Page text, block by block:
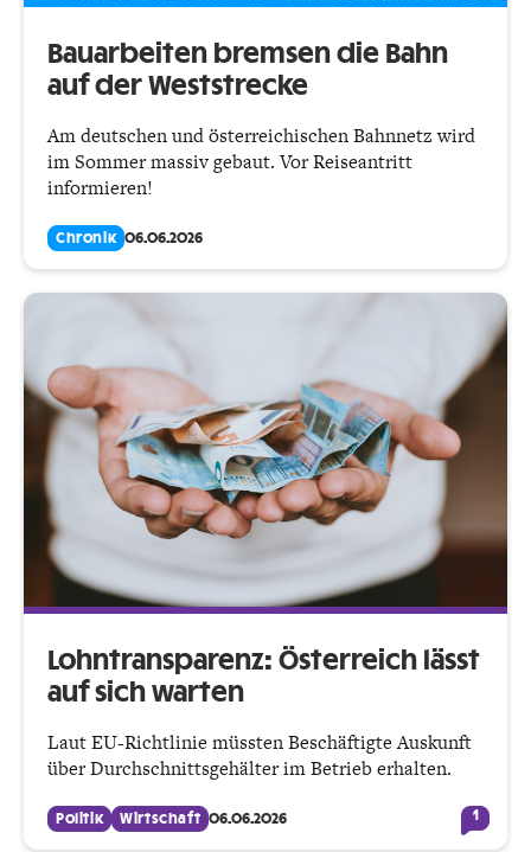
Bauarbeiten bremsen die Bahn
auf der Weststrecke
Am deutschen und österreichischen Bahnnetz wird
im Sommer massiv gebaut. Vor Reiseantritt
informieren!
Chronik 06.06.2026
Lohntransparenz: Österreich lässt
auf sich warten
Laut EU-Richtlinie müssten Beschäftigte Auskunft
über Durchschnittsgehälter im Betrieb erhalten.
Politik Wirtschaft 06.06.2026 1